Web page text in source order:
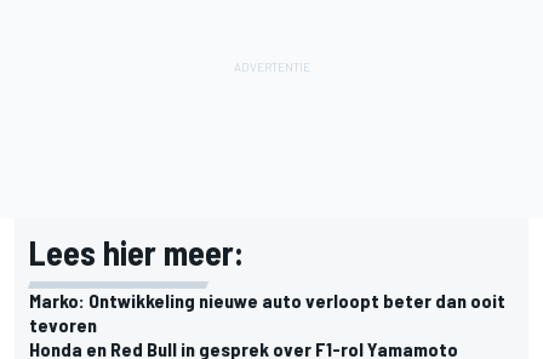
Lees hier meer:
Marko: Ontwikkeling nieuwe auto verloopt beter dan ooit
tevoren
Honda en Red Bull in gesprek over F1-rol Yamamoto